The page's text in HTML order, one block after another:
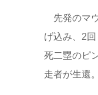
先発のマ
げ込み、2
死二塁のピ
走者が生還